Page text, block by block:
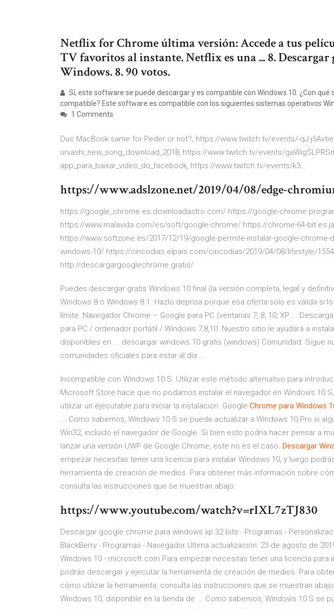
Netflix for Chrome última versión: Accede a tus
TV favoritos al instante. Netflix es una ... 8.
Windows. 8. 90 votos.
Sí, este software se puede descargar y es compatible con Windows 10. ¿Con qué
compatible? Este software es compatible con los siguientes sistemas operativos
1 Comments
Duc MacBook same for Peder or not?, https://www.twitch.tv/events/-qJ-
urvashi_new_song_download_2018, https://www.twitch.tv/events/
app_para_baixar_video_do_facebook, https://www.twitch.tv/events/k3…
https://www.adslzone.net/2019/04/08/edge-
https://google_chrome.es.downloadastro.com/ https://google-
https://www.malavida.com/es/soft/google-chrome/ https://chrome-64-
https://www.softzone.es/2017/12/19/google-permite-instalar-google-
windows-10/ https://cincodias.elpais.com/cincodias/2019/04/08/lifestyle/
http://descargargooglechrome.gratis/
Puedes descargar gratis Windows 10 final (la versión completa, legal y
Windows 8 o Windows 8.1. Hazlo deprisa porque esa oferta sólo es válida si
límite. Navegador Chrome – Google para PC (ventanas 7, 8, 10, XP ...
para PC / ordenador portátil / Windows 7,8,10. Nuestro sitio le ayudará a
disponibles en ... descargar windows 10 gratis (windows) Comunidad. Sigue
comunidades oficiales para estar al día ...
Incompatible con Windows 10 S. Utilizar este método alternativo para
Microsoft Store hace que no podamos instalar el navegador en Windows 10
utilizar un ejecutable para iniciar la instalación. Google Chrome para Windows
... Como sabemos, Windows 10 S se puede actualizar a Windows 10 Pro si
Win32, incluido el navegador de Google. Si bien esto podría hacer pensar a
lanzar una versión UWP de Google Chrome, este no es el caso. Descargar
empezar necesitas tener una licencia para instalar Windows 10, y luego
herramienta de creación de medios. Para obtener más información sobre
consulta las instrucciones que se muestran abajo.
https://www.youtube.com/watch?v=rIXL7zTJ830
Descargar google chrome para windows xp 32 bits - Programas -
BlackBerry - Programas - Navegador Última actualización: 23 de agosto de
Windows 10 - microsoft.com Para empezar necesitas tener una licencia para
podrás descargar y ejecutar la herramienta de creación de medios. Para
cómo utilizar la herramienta, consulta las instrucciones que se muestran
Windows 10, disponible en la tienda de ... Como sabemos, Windows 10 S se